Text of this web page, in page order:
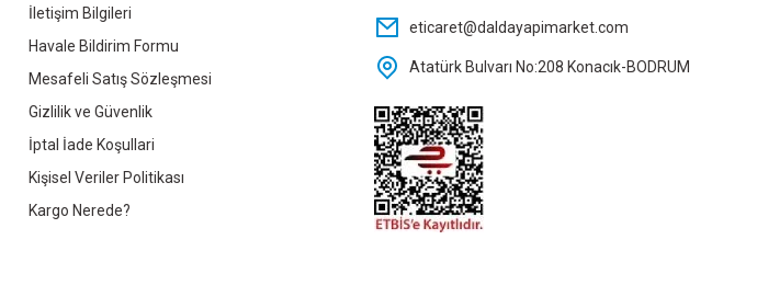
365,70 TL
KINETEX MOBILYA TEKERLEĞİ KTX-3051
İletişim Bilgileri
Havale Bildirim Formu
Mesafeli Satış Sözleşmesi
Gizlilik ve Güvenlik
İptal İade Koşullari
Kişisel Veriler Politikası
Kargo Nerede?
eticaret@daldayapimarket.com
Atatürk Bulvarı No:208 Konacık-BODRUM